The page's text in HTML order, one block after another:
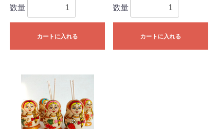
数量
カートに入れる
数量
カートに入れる